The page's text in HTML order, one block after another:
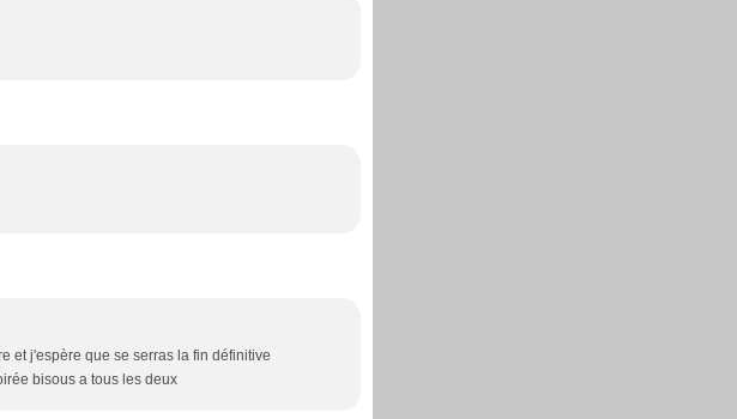
et j'espère que se serras la fin définitive
bisous a tous les deux